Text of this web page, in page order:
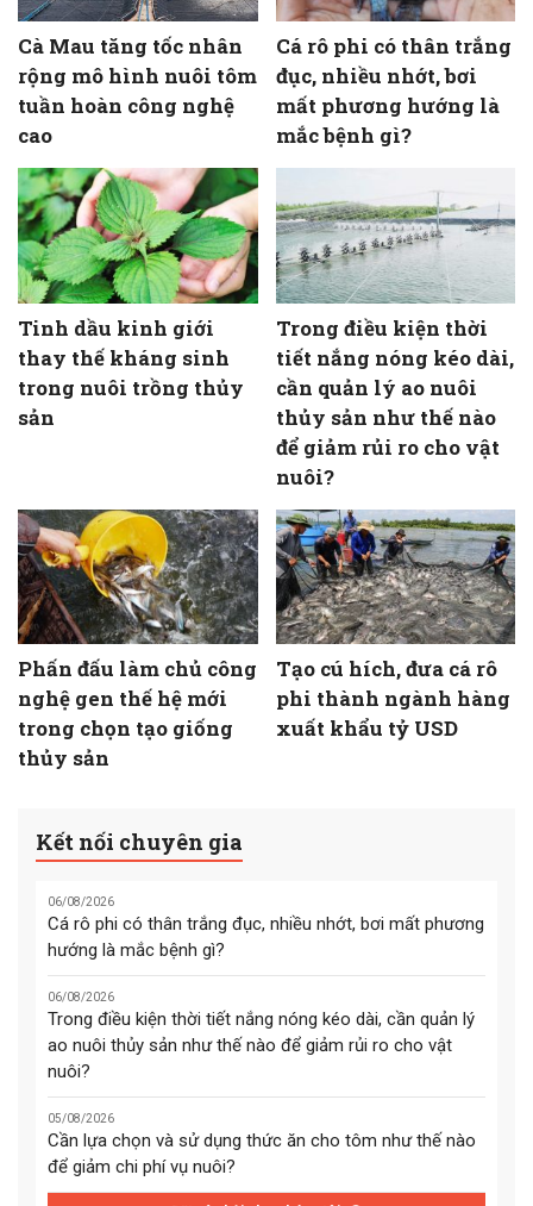
Cà Mau tăng tốc nhân
rộng mô hình nuôi tôm
tuần hoàn công nghệ
cao
Cá rô phi có thân trắng
đục, nhiều nhớt, bơi
mất phương hướng là
mắc bệnh gì?
Tinh dầu kinh giới
thay thế kháng sinh
trong nuôi trồng thủy
sản
Trong điều kiện thời
tiết nắng nóng kéo dài,
cần quản lý ao nuôi
thủy sản như thế nào
để giảm rủi ro cho vật
nuôi?
Phấn đấu làm chủ công
nghệ gen thế hệ mới
trong chọn tạo giống
thủy sản
Tạo cú hích, đưa cá rô
phi thành ngành hàng
xuất khẩu tỷ USD
Kết nối chuyên gia
06/08/2026
Cá rô phi có thân trắng đục, nhiều nhớt, bơi mất phương
hướng là mắc bệnh gì?
06/08/2026
Trong điều kiện thời tiết nắng nóng kéo dài, cần quản lý
ao nuôi thủy sản như thế nào để giảm rủi ro cho vật
nuôi?
05/08/2026
Cần lựa chọn và sử dụng thức ăn cho tôm như thế nào
để giảm chi phí vụ nuôi?